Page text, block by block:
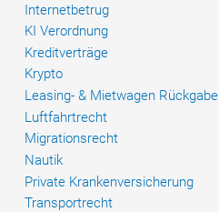
Internetbetrug
KI Verordnung
Kreditverträge
Krypto
Leasing- & Mietwagen Rückgabe
Luftfahrtrecht
Migrationsrecht
Nautik
Private Krankenversicherung
Transportrecht